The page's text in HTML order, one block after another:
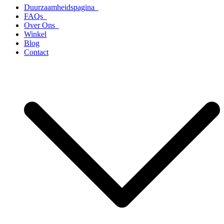
Duurzaamheidspagina
FAQs
Over Ons
Winkel
Blog
Contact